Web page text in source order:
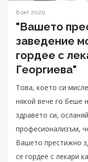
6 окт 2020
"Вашето
заведение
гордее с
Георгиева"
Това, което си
някой вече го беше
здравето си,
професионализъм,
Вашето престижно
се гордее с лекари